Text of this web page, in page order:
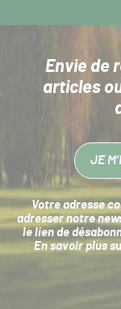
Envie de
articles
JE
Votre adresse
adresser notre
le lien de
En savoir plus